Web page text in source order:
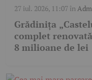
27 iul. 2026, 11:07în
Grădinița
complet
8 milioane de lei